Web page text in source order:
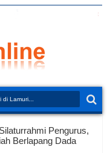
Pengurus,
Berlapang Dada